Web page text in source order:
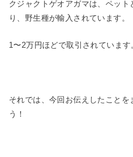
クジャクトゲオアガマは、ペット
り、野生種が輸入されています。
1〜2万円ほどで取引されています
それでは、今回お伝えしたことを
う！